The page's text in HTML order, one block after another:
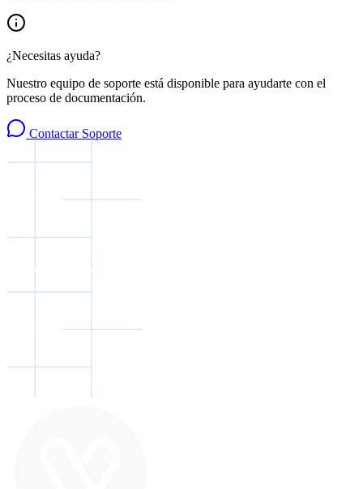
¿Necesitas ayuda?
Nuestro equipo de soporte está disponible para ayudarte con el
proceso de documentación.
Contactar Soporte